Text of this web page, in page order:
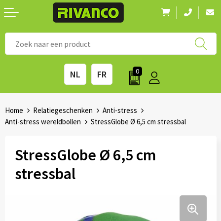
NL FR 0
Kantoorartikelen
Outdoor & vrije tijd
Technologie & Accessoires
◼ Eco-producten
◼ Survival gear
◼ Beurzen
◼ Feestdagen
Home Relatiegeschenken
Anti-stress
Anti-stress wereldbollen
StressGlobe Ø 6,5 cm stressbal
StressGlobe Ø 6,5 cm
stressbal